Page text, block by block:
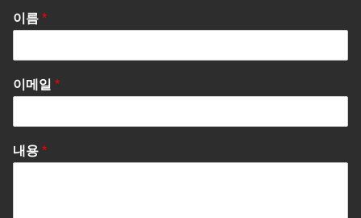
이름 *
이메일 *
내용 *